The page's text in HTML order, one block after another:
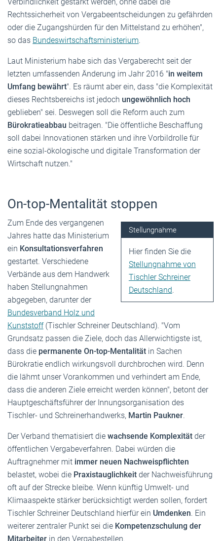
Rechtssicherheit von Vergabeentscheidungen zu gefährden
oder die Zugangshürden für den Mittelstand zu erhöhen",
so das Bundeswirtschaftsministerium.
Laut Ministerium habe sich das Vergaberecht seit der
letzten umfassenden Änderung im Jahr 2016 "in weitem
Umfang bewährt". Es räumt aber ein, dass "die Komplexität
dieses Rechtsbereichs ist jedoch ungewöhnlich hoch
geblieben" sei. Deswegen soll die Reform auch zum
Bürokratieabbau beitragen. "Die öffentliche Beschaffung
soll dabei Innovationen stärken und ihre Vorbildrolle für
eine sozial-ökologische und digitale Transformation der
Wirtschaft nutzen."
On-top-Mentalität stoppen
Stellungnahme
Hier finden Sie die
Stellungnahme von
Tischler Schreiner
Deutschland.
Zum Ende des vergangenen
Jahres hatte das Ministerium
ein Konsultationsverfahren
gestartet. Verschiedene
Verbände aus dem Handwerk
haben Stellungnahmen
abgegeben, darunter der
Bundesverband Holz und
Kunststoff(Tischler Schreiner Deutschland). "Vom
Grundsatz passen die Ziele, doch das Allerwichtigste ist,
dass die permanente On-top-Mentalität in Sachen
Bürokratie endlich wirkungsvoll durchbrochen wird. Denn
die lähmt unser Vorankommen und verhindert am Ende,
dass die anderen Ziele erreicht werden können", betont der
Hauptgeschäftsführer der Innungsorganisation des
Tischler- und Schreinerhandwerks, Martin Paukner.
Der Verband thematisiert die wachsende Komplexität der
öffentlichen Vergabeverfahren. Dabei würden die
Auftragnehmer mit immer neuen Nachweispflichten
belastet, wobei die Praxistauglichkeit der Nachweisführung
oft auf der Strecke bleibe. Wenn künftig Umwelt- und
Klimaaspekte stärker berücksichtigt werden sollen, fordert
Tischler Schreiner Deutschland hierfür ein Umdenken. Ein
weiterer zentraler Punkt sei die Kompetenzschulung der
Mitarbeiter in den Vergabestellen.